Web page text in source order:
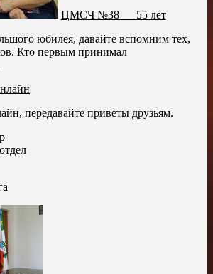
ЦМСЧ №38 — 55 лет
юбилея, давайте вспомним тех,
Кто первым принимал
передавайте приветы друзьям.